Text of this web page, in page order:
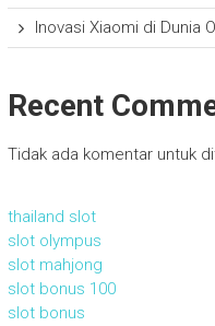
Inovasi Xiaomi di Dunia
Recent
Tidak ada komentar untuk
thailand slot
slot olympus
slot mahjong
slot bonus 100
slot bonus